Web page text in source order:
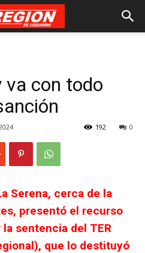
va con todo
0
192
Serena, cerca de la
presentó el recurso
sentencia del TER
que lo destituyó